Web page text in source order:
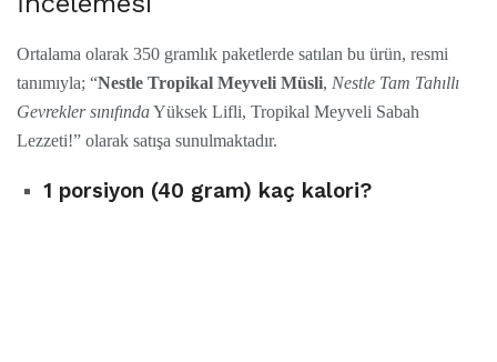
Ortalama olarak 350 gramlık paketlerde satılan bu ürün, resmi
tanımıyla; “Nestle Tropikal Meyveli Müsli, Nestle Tam Tahıllı
Gevrekler sınıfındaYüksek Lifli, Tropikal Meyveli Sabah
Lezzeti!” olarak satışa sunulmaktadır.
1 porsiyon (40 gram) kaç kalori?